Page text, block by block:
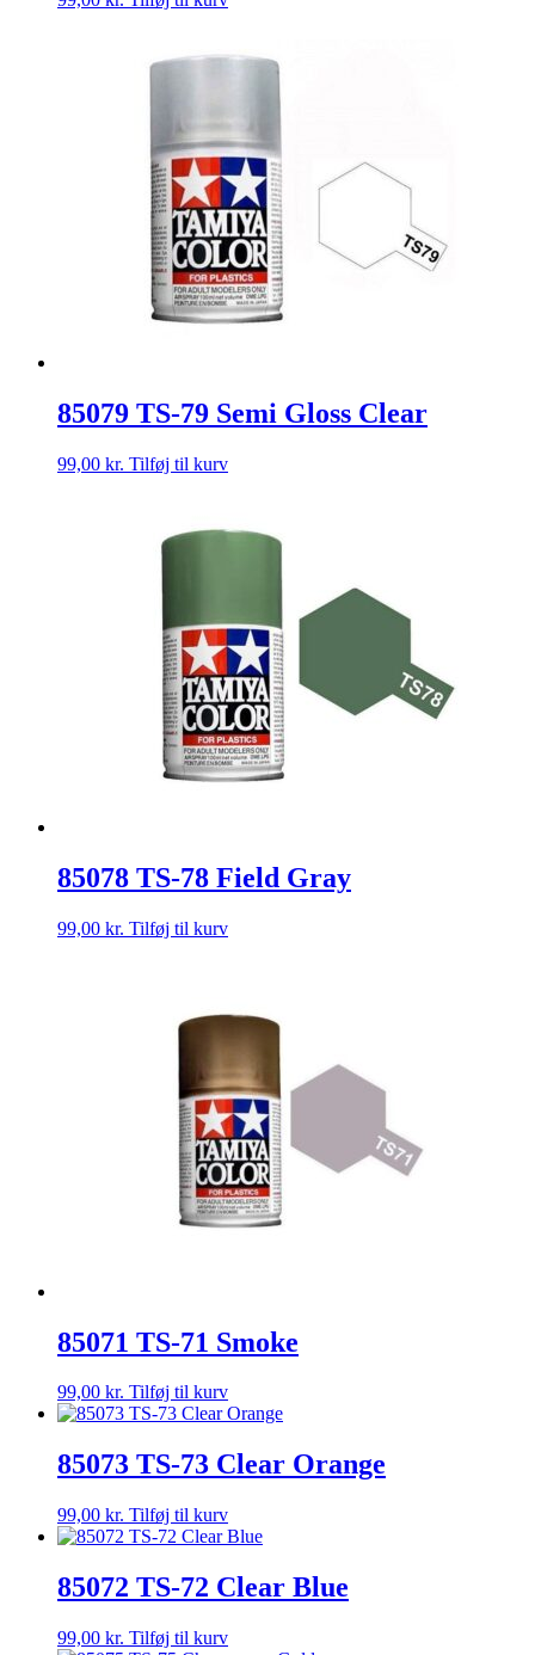
85079 TS-79 Semi Gloss Clear
99,00 kr. Tilføj til kurv
85078 TS-78 Field Gray
99,00 kr. Tilføj til kurv
85071 TS-71 Smoke
99,00 kr. Tilføj til kurv
85073 TS-73 Clear Orange
99,00 kr. Tilføj til kurv
85072 TS-72 Clear Blue
99,00 kr. Tilføj til kurv